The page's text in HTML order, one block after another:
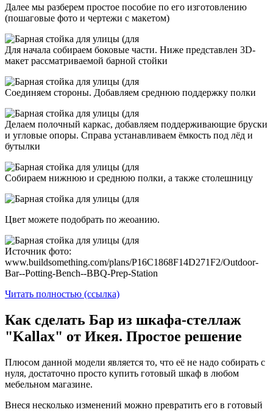
Далее мы разберем простое пособие по его изготовлению
(пошаговые фото и чертежи с макетом)
Для начала собираем боковые части. Ниже представлен 3D-
макет рассматриваемой барной стойки
Соединяем стороны. Добавляем среднюю поддержку полки
Делаем полочный каркас, добавляем поддерживающие бруски
и угловые опоры. Справа устанавливаем ёмкость под лёд и
бутылки
Собираем нижнюю и среднюю полки, а также столешницу
Цвет можете подобрать по жеоанию.
Источник фото:
www.buildsomething.com/plans/P16C1868F14D271F2/Outdoor-
Bar--Potting-Bench--BBQ-Prep-Station
Читать полностью (ссылка)
Как сделать Бар из шкафа-стеллаж
"Kallax" от Икея. Простое решение
Плюсом данной модели является то, что её не надо собирать с
нуля, достаточно просто купить готовый шкаф в любом
мебельном магазине.
Внеся несколько изменений можно превратить его в готовый